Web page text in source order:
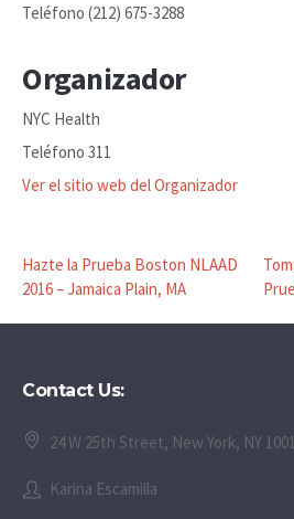
Teléfono (212) 675-3288
Organizador
NYC Health
Teléfono 311
Ver el sitio web del Organizador
Hazte la Prueba Boston NLAAD
2016 – Jamaica Plain, MA
Contact Us:
24 W 25th Street, New York, NY
Karina Escamilla